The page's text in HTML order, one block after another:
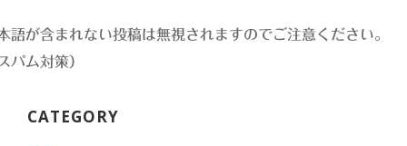
語が含まれない投稿は無視されますのでご注意ください。
パム対策）
CATEGORY